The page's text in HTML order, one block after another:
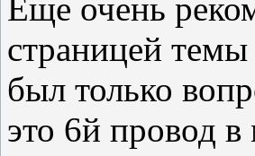
Еще очень
страницей
был только
это 6й провод